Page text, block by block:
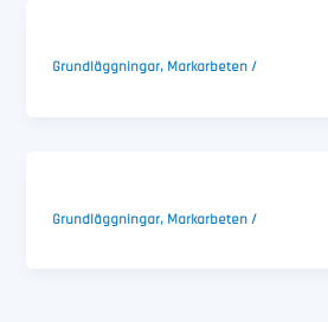
Grundläggningar, Markarbeten /
Grundläggningar, Markarbeten /